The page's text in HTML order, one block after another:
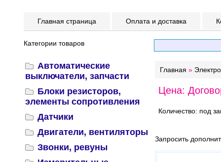
Главная страница Оплата и доставка
Категории товаров
Автоматические
выключатели, запчасти
Блоки резисторов,
элементы сопротивления
Датчики
Двигатели, вентиляторы
Звонки, ревуны
Главная »
Цена:
Количество: под
Запросить